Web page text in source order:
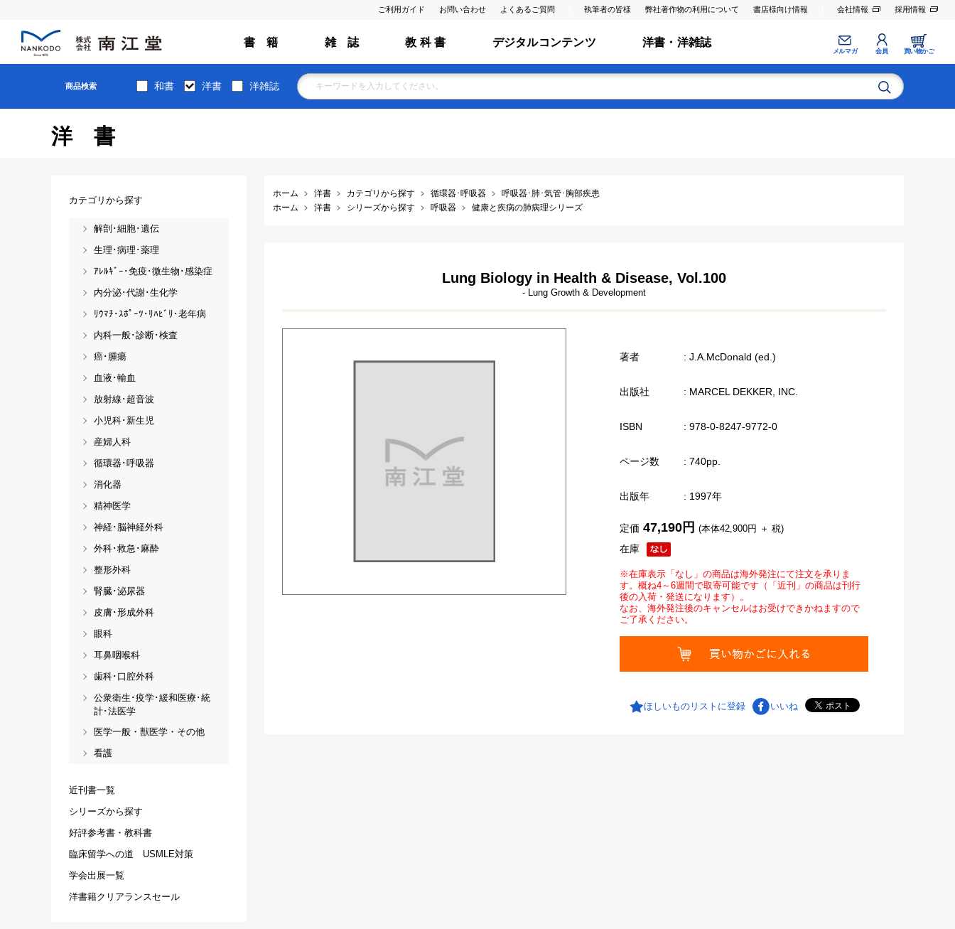
ご利用ガイド お問い合わせ よくあるご質問 執筆者の皆様 弊社著作物の利用について 書店様向け情報 会社情報 採用情報
書 籍 雑 誌 教 科 書 デジタルコンテンツ 洋書・洋雑誌
メルマガ 会員 買い物かご
商品検索 和書 洋書 洋雑誌
洋書
ホーム 洋書 カテゴリから探す 循環器･呼吸器
呼吸器･肺･気管･胸部疾患
ホーム
洋書 シリーズから探す 呼吸器 健康と疾病の肺病理シリーズ
Lung Biology in Health & Disease, Vol.100
- Lung Growth & Development
著者 : J.A.McDonald (ed.)
出版社 : MARCEL DEKKER, INC.
ISBN : 978-0-8247-9772-0
ページ数 : 740pp.
出版年 : 1997年
在庫
定価 47,190円 (本体42,900円 ＋ 税)
※在庫表示「なし」の商品は海外発注にて注文を承りま
す。概ね4～6週間で取寄可能です（「近刊」の商品は刊行
後の入荷・発送になります）。
なお、海外発注後のキャンセルはお受けできかねますので
ご了承ください。
ほしいものリストに登録 いいね
カテゴリから探す
解剖･細胞･遺伝
生理･病理･薬理
ｱﾚﾙｷﾞｰ･免疫･微生物･感染症
内分泌･代謝･生化学
ﾘｳﾏﾁ･ｽﾎﾟｰﾂ･ﾘﾊﾋﾞﾘ･老年病
内科一般･診断･検査
癌･腫瘍
血液･輸血
放射線･超音波
小児科･新生児
産婦人科
循環器･呼吸器
消化器
精神医学
神経･脳神経外科
外科･救急･麻酔
整形外科
腎臓･泌尿器
皮膚･形成外科
眼科
耳鼻咽喉科
歯科･口腔外科
公衆衛生･疫学･緩和医療･統
計･法医学
医学一般・獣医学・その他
看護
近刊書一覧
シリーズから探す
好評参考書・教科書
臨床留学への道 USMLE対策
学会出展一覧
洋書籍クリアランスセール